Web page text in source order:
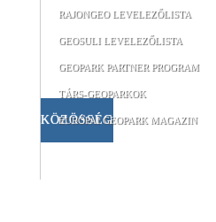
KÖZÖSSÉG
RAJONGEO LEVELEZŐLISTA
GEOSULI LEVELEZŐLISTA
GEOPARK PARTNER PROGRAM
TÁRS-GEOPARKOK
EURÓPAI GEOPARK MAGAZIN